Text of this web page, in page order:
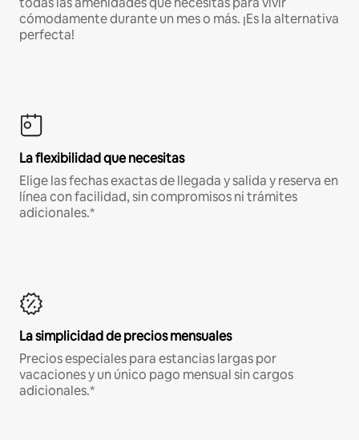
cómodamente durante un mes o más. ¡Es la alternativa
perfecta!
La flexibilidad que necesitas
Elige las fechas exactas de llegada y salida y reserva en
línea con facilidad, sin compromisos ni trámites
adicionales.*
La simplicidad de precios mensuales
Precios especiales para estancias largas por
vacaciones y un único pago mensual sin cargos
adicionales.*